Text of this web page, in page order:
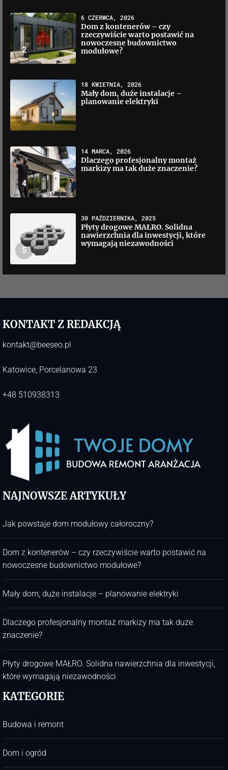
2
6 CZERWCA, 2026
Dom z kontenerów – czy
rzeczywiście warto postawić na
nowoczesne budownictwo
modułowe?
3
18 KWIETNIA, 2026
Mały dom, duże instalacje –
planowanie elektryki
4
14 MARCA, 2026
Dlaczego profesjonalny montaż
markizy ma tak duże znaczenie?
5
30 PAŹDZIERNIKA, 2025
Płyty drogowe MAŁRO. Solidna
nawierzchnia dla inwestycji, które
wymagają niezawodności
KONTAKT Z REDAKCJĄ
kontakt@beeseo.pl
Katowice, Porcelanowa 23
+48 510938313
NAJNOWSZE ARTYKUŁY
Jak powstaje dom modułowy całoroczny?
Dom z kontenerów – czy rzeczywiście warto postawić na
nowoczesne budownictwo modułowe?
Mały dom, duże instalacje – planowanie elektryki
Dlaczego profesjonalny montaż markizy ma tak duże
znaczenie?
Płyty drogowe MAŁRO. Solidna nawierzchnia dla inwestycji,
które wymagają niezawodności
KATEGORIE
Budowa i remont
Dom i ogród